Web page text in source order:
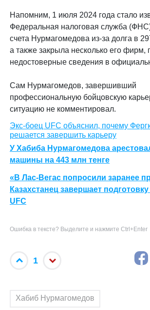
Напомним, 1 июля 2024 года стало
Федеральная налоговая служба
счета Нурмагомедова из-за долга в
а также закрыла несколько его
недостоверные сведения в
Сам Нурмагомедов, завершивший
профессиональную бойцовскую
ситуацию не комментировал.
Экс-боец UFC объяснил, почему
решается завершить карьеру
У Хабиба Нурмагомедова
машины на 443 млн тенге
«В Лас-Вегас попросили заранее
Казахстанец завершает
UFC
Ошибка в тексте? Выделите и нажмите Ctrl+Enter
1
Хабиб Нурмагомедов